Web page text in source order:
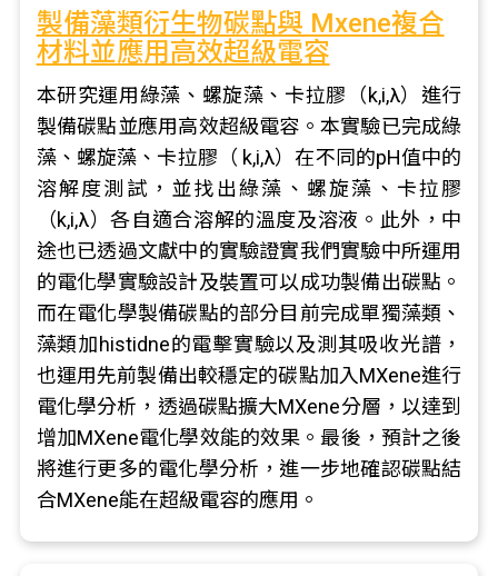
製備藻類衍生物碳點與 Mxene複合
材料並應用高效超級電容
本研究運用綠藻、螺旋藻、卡拉膠（k,i,λ）進行
製備碳點並應用高效超級電容。本實驗已完成綠
藻、螺旋藻、卡拉膠（ k,i,λ）在不同的pH值中的
溶解度測試，並找出綠藻、螺旋藻、卡拉膠
（k,i,λ）各自適合溶解的溫度及溶液。此外，中
途也已透過文獻中的實驗證實我們實驗中所運用
的電化學實驗設計及裝置可以成功製備出碳點。
而在電化學製備碳點的部分目前完成單獨藻類、
藻類加histidne的電擊實驗以及測其吸收光譜，
也運用先前製備出較穩定的碳點加入MXene進行
電化學分析，透過碳點擴大MXene分層，以達到
增加MXene電化學效能的效果。最後，預計之後
將進行更多的電化學分析，進一步地確認碳點結
合MXene能在超級電容的應用。